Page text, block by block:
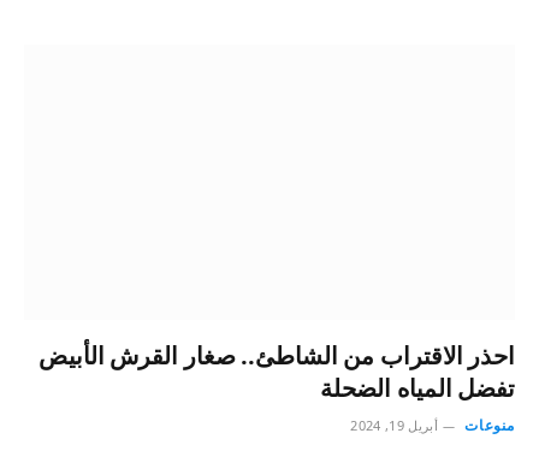
احذر الاقتراب من الشاطئ.. صغار القرش الأبيض
تفضل المياه الضحلة
منوعات أبريل 19, 2024